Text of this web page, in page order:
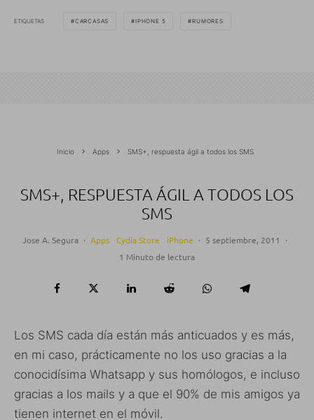
ETIQUETAS CARCASAS IPHONE 5 RUMORES
Inicio Apps SMS+, respuesta ágil a todos los SMS
SMS+, RESPUESTA ÁGIL A TODOS LOS
SMS
Jose A. Segura · Apps Cydia Store iPhone · 5 septiembre, 2011
·
1 Minuto de lectura
Los SMS cada día están más anticuados y es más,
en mi caso, prácticamente no los uso gracias a la
conocidísima Whatsapp y sus homólogos, e incluso
gracias a los mails y a que el 90% de mis amigos ya
tienen internet en el móvil.